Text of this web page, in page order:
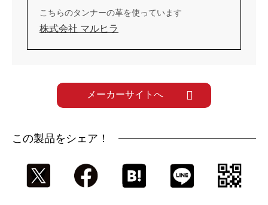
こちらのタンナーの革を使っています
株式会社 マルヒラ
メーカーサイトへ
この製品をシェア！